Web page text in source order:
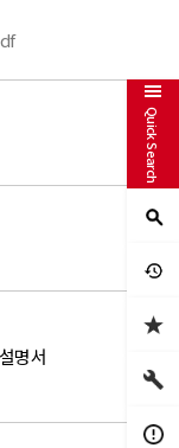
Quick Search
명서